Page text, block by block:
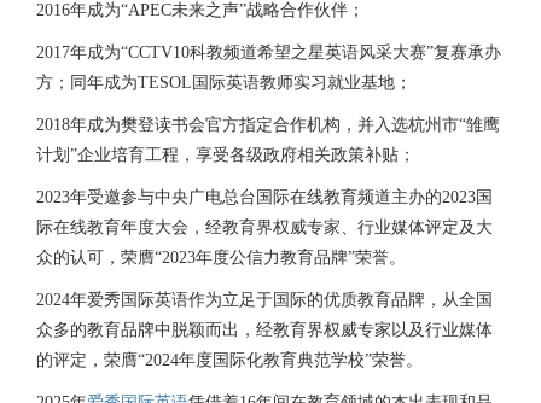
2016年成为“APEC未来之声”战略合作伙伴；
2017年成为“CCTV10科教频道希望之星英语风采大赛”复赛承办
方；同年成为TESOL国际英语教师实习就业基地；
2018年成为樊登读书会官方指定合作机构，并入选杭州市“雏鹰
计划”企业培育工程，享受各级政府相关政策补贴；
2023年受邀参与中央广电总台国际在线教育频道主办的2023国
际在线教育年度大会，经教育界权威专家、行业媒体评定及大
众的认可，荣膺“2023年度公信力教育品牌”荣誉。
2024年爱秀国际英语作为立足于国际的优质教育品牌，从全国
众多的教育品牌中脱颖而出，经教育界权威专家以及行业媒体
的评定，荣膺“2024年度国际化教育典范学校”荣誉。